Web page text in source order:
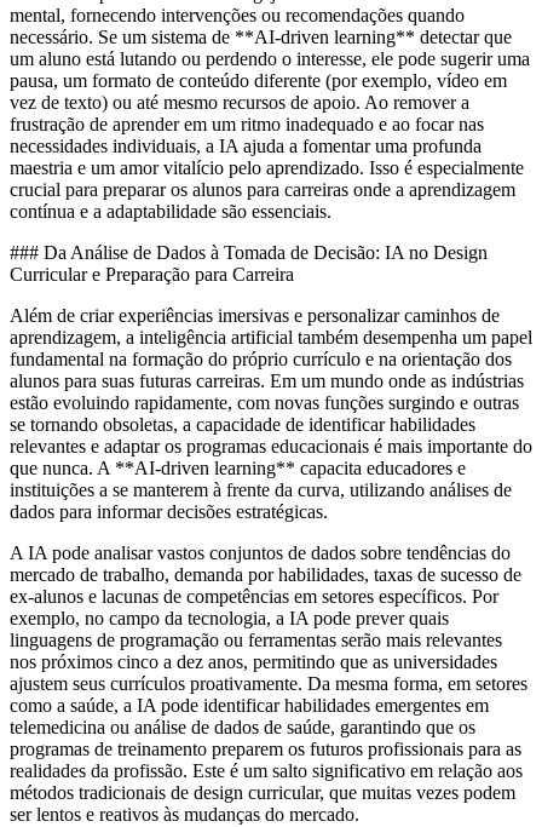
mental, fornecendo intervenções ou recomendações quando
necessário. Se um sistema de **AI-driven learning** detectar que
um aluno está lutando ou perdendo o interesse, ele pode sugerir uma
pausa, um formato de conteúdo diferente (por exemplo, vídeo em
vez de texto) ou até mesmo recursos de apoio. Ao remover a
frustração de aprender em um ritmo inadequado e ao focar nas
necessidades individuais, a IA ajuda a fomentar uma profunda
maestria e um amor vitalício pelo aprendizado. Isso é especialmente
crucial para preparar os alunos para carreiras onde a aprendizagem
contínua e a adaptabilidade são essenciais.
### Da Análise de Dados à Tomada de Decisão: IA no Design
Curricular e Preparação para Carreira
Além de criar experiências imersivas e personalizar caminhos de
aprendizagem, a inteligência artificial também desempenha um papel
fundamental na formação do próprio currículo e na orientação dos
alunos para suas futuras carreiras. Em um mundo onde as indústrias
estão evoluindo rapidamente, com novas funções surgindo e outras
se tornando obsoletas, a capacidade de identificar habilidades
relevantes e adaptar os programas educacionais é mais importante do
que nunca. A **AI-driven learning** capacita educadores e
instituições a se manterem à frente da curva, utilizando análises de
dados para informar decisões estratégicas.
A IA pode analisar vastos conjuntos de dados sobre tendências do
mercado de trabalho, demanda por habilidades, taxas de sucesso de
ex-alunos e lacunas de competências em setores específicos. Por
exemplo, no campo da tecnologia, a IA pode prever quais
linguagens de programação ou ferramentas serão mais relevantes
nos próximos cinco a dez anos, permitindo que as universidades
ajustem seus currículos proativamente. Da mesma forma, em setores
como a saúde, a IA pode identificar habilidades emergentes em
telemedicina ou análise de dados de saúde, garantindo que os
programas de treinamento preparem os futuros profissionais para as
realidades da profissão. Este é um salto significativo em relação aos
métodos tradicionais de design curricular, que muitas vezes podem
ser lentos e reativos às mudanças do mercado.